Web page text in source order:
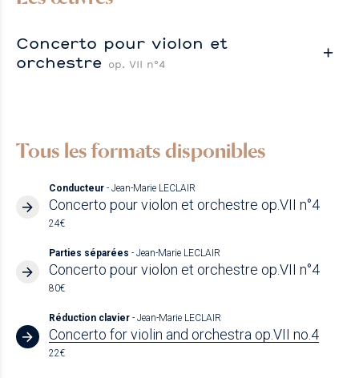
Concerto pour violon et
orchestre op. VII n°4
Tous les formats disponibles
Conducteur - Jean-Marie LECLAIR
Concerto pour violon et orchestre op.VII n°4
24€
Parties séparées - Jean-Marie LECLAIR
Concerto pour violon et orchestre op.VII n°4
80€
Réduction clavier - Jean-Marie LECLAIR
Concerto for violin and orchestra op.VII no.4
22€